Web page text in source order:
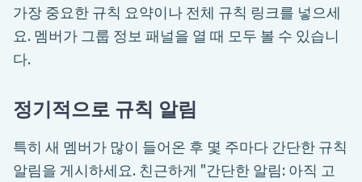
가장 중요한 규칙 요약이나 전체 규칙 링크를 넣으세
요. 멤버가 그룹 정보 패널을 열 때 모두 볼 수 있습니
다.
정기적으로 규칙 알림
특히 새 멤버가 많이 들어온 후 몇 주마다 간단한 규칙
알림을 게시하세요. 친근하게 "간단한 알림: 아직 고